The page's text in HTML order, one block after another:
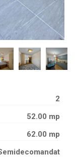
2
52.00 mp
62.00 mp